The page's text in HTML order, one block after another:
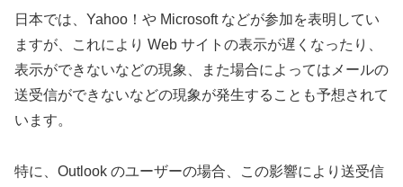
日本では、Yahoo！や Microsoft などが参加を表明してい
ますが、これにより Web サイトの表示が遅くなったり、
表示ができないなどの現象、また場合によってはメールの
送受信ができないなどの現象が発生することも予想されて
います。
特に、Outlook のユーザーの場合、この影響により送受信